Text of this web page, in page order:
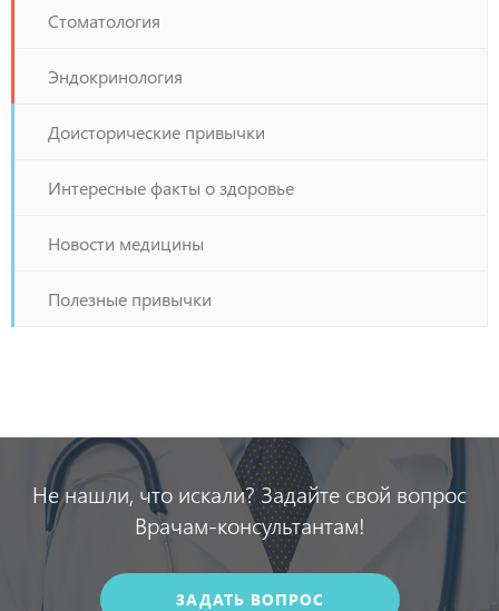
Стоматология
Эндокринология
Доисторические привычки
Интересные факты о здоровье
Новости медицины
Полезные привычки
Не нашли, что искали? Задайте свой вопрос
Врачам-консультантам!
ЗАДАТЬ ВОПРОС